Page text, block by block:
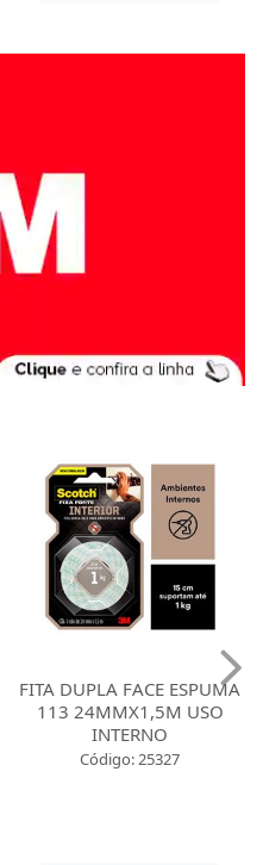
FITA DUPLA FACE ESPUMA
113 24MMX1,5M USO
INTERNO
Código: 25327